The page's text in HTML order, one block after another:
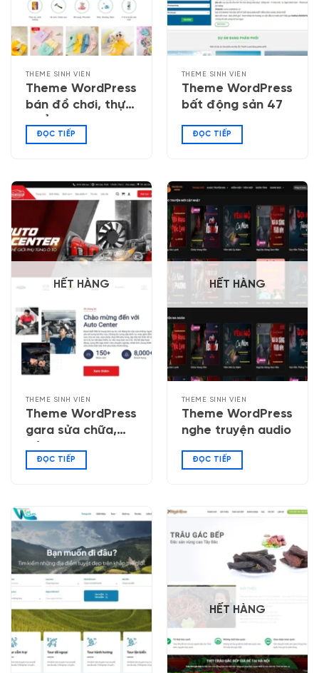
THEME SINH VIÊN
Theme WordPress
bán đồ chơi, thực
ĐỌC TIẾP
THEME SINH VIÊN
Theme WordPress
bất động sản 47
ĐỌC TIẾP
HẾT HÀNG
THEME SINH VIÊN
Theme WordPress
gara sửa chữa,
ĐỌC TIẾP
HẾT HÀNG
THEME SINH VIÊN
Theme WordPress
nghe truyện audio
ĐỌC TIẾP
HẾT HÀNG